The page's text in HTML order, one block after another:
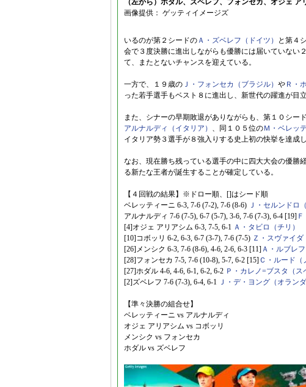
（左から）ホダル、ズベレフ、フォンセカ、オジェ ア
画像提供： ゲッティイメージズ
いるのが第２シードのＡ・ズベレフ（ドイツ） と第４
会で３度決勝に進出しながらも優勝には届いていない
て、またとないチャンスを迎えている。
一方で、１９歳の Ｊ・フォンセカ（ブラジル） や Ｒ・
った若手選手もベスト８に進出し、新世代の躍進が目
また、シナーの早期敗退がありながらも、第１０シー
アルナルディ（イタリア） 、同１０５位のＭ・ベレッ
イタリア勢３選手が８強入りする史上初の快挙を達成し
なお、現在勝ち残っている選手の中に四大大会の優勝
る新たな王者が誕生することが確定している。
【４回戦の結果】※ドロー順、[]はシード順
ベレッティーニ 6-3, 7-6 (7-2), 7-6 (8-6) Ｊ・セルンドロ
アルナルディ 7-6 (7-5), 6-7 (5-7), 3-6, 7-6 (7-3), 6-4 [19]
[4]オジェ アリアシム 6-3, 7-5, 6-1 Ａ・タビロ（チリ）
[10]コボッリ 6-2, 6-3, 6-7 (3-7), 7-6 (7-5) Ｚ・スヴァイダ
[26]メンシク 6-3, 7-6 (8-6), 4-6, 2-6, 6-3 [11] Ａ・ルブレフ
[28]フォンセカ 7-5, 7-6 (10-8), 5-7, 6-2 [15] Ｃ・ルード（
[27]ホダル 4-6, 4-6, 6-1, 6-2, 6-2 Ｐ・カレノ=ブスタ（ス
[2]ズベレフ 7-6 (7-3), 6-4, 6-1 Ｊ・デ・ヨング（オランダ
【準々決勝の組合せ】
ベレッティーニ vs アルナルディ
オジェ アリアシム vs コボッリ
メンシク vs フォンセカ
ホダル vs ズベレフ